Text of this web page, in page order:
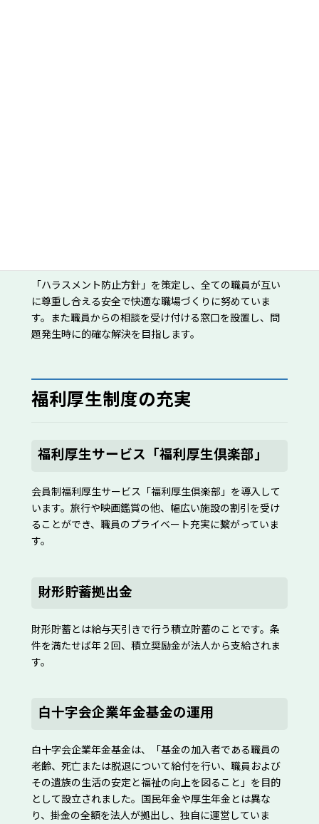
「ハラスメント防止方針」を策定し、全ての職員が互い
に尊重し合える安全で快適な職場づくりに努めていま
す。また職員からの相談を受け付ける窓口を設置し、問
題発生時に的確な解決を目指します。
福利厚生制度の充実
福利厚生サービス「福利厚生倶楽部」
会員制福利厚生サービス「福利厚生倶楽部」を導入して
います。旅行や映画鑑賞の他、幅広い施設の割引を受け
ることができ、職員のプライベート充実に繋がっていま
す。
財形貯蓄拠出金
財形貯蓄とは給与天引きで行う積立貯蓄のことです。条
件を満たせば年２回、積立奨励金が法人から支給されま
す。
白十字会企業年金基金の運用
白十字会企業年金基金は、「基金の加入者である職員の
老齢、死亡または脱退について給付を行い、職員および
その遺族の生活の安定と福祉の向上を図ること」を目的
として設立されました。国民年金や厚生年金とは異な
り、掛金の全額を法人が拠出し、独自に運営していま